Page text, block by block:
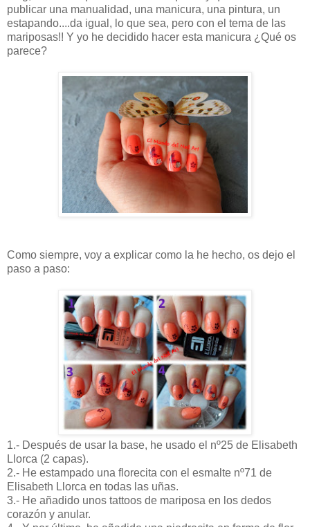
publicar una manualidad, una manicura, una pintura, un
estapando....da igual, lo que sea, pero con el tema de las
mariposas!! Y yo he decidido hacer esta manicura ¿Qué os
parece?
Como siempre, voy a explicar como la he hecho, os dejo el
paso a paso:
1.- Después de usar la base, he usado el nº25 de Elisabeth
Llorca (2 capas).
2.- He estampado una florecita con el esmalte nº71 de
Elisabeth Llorca en todas las uñas.
3.- He añadido unos tattoos de mariposa en los dedos
corazón y anular.